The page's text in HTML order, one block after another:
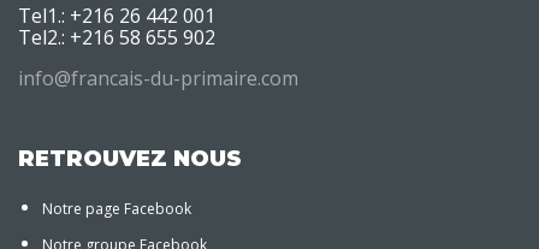
Tel1.: +216 26 442 001
Tel2.: +216 58 655 902
info@francais-du-primaire.com
RETROUVEZ NOUS
Notre page Facebook